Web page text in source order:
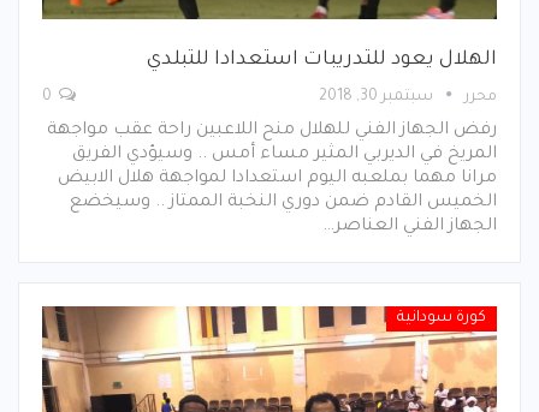
الهلال يعود للتدريبات استعدادا للتبلدي
محرر سبتمبر 30, 2018
رفض الجهاز الفني للهلال منح اللاعبين راحة عقب مواجهة
المريخ في الديربي المثير مساء أمس .. وسيؤدي الفريق
مرانا مهما بملعبه اليوم استعدادا لمواجهة هلال الابيض
الخميس القادم ضمن دوري النخبة الممتاز .. وسيخضع
الجهاز الفني العناصر…
كورة سودانية